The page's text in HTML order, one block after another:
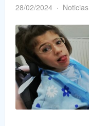
28/02/2024 Noticias